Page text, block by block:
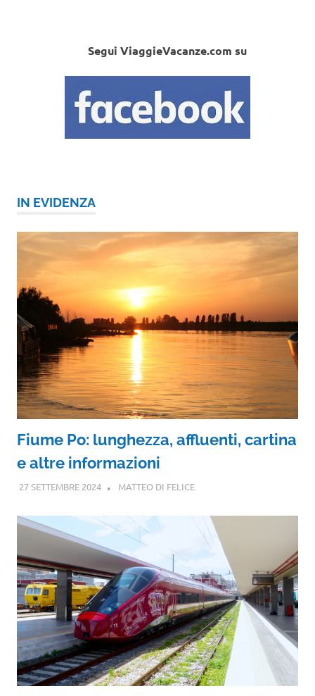
Segui ViaggieVacanze.com su
IN EVIDENZA
Fiume Po: lunghezza, affluenti, cartina
e altre informazioni
27 SETTEMBRE 2024 MATTEO DI FELICE